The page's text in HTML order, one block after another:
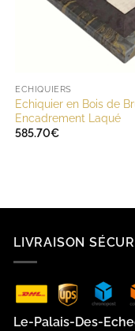
ECHIQUIERS
Echiquier en Bois de
Encadrement Laqué
585.70€
LIVRAISON
Le-Palais-Des-